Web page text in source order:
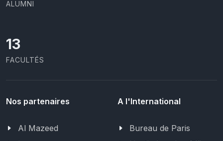
ALUMNI
13
FACULTÉS
Nos partenaires
Al Mazeed
A l'International
Bureau de Paris